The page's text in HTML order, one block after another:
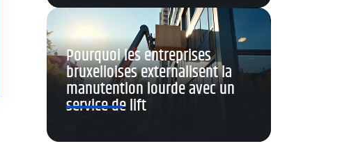
Pourquoi les entreprises
bruxelloises externalisent la
manutention lourde avec un
service de lift